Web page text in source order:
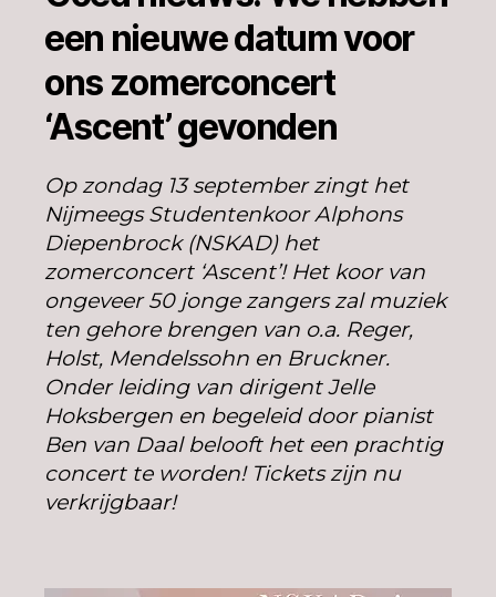
een nieuwe datum voor
ons zomerconcert
‘Ascent’ gevonden
Op zondag 13 september zingt het
Nijmeegs Studentenkoor Alphons
Diepenbrock (NSKAD) het
zomerconcert ‘Ascent’! Het koor van
ongeveer 50 jonge zangers zal muziek
ten gehore brengen van o.a. Reger,
Holst, Mendelssohn en Bruckner.
Onder leiding van dirigent Jelle
Hoksbergen en begeleid door pianist
Ben van Daal belooft het een prachtig
concert te worden! Tickets zijn nu
verkrijgbaar!